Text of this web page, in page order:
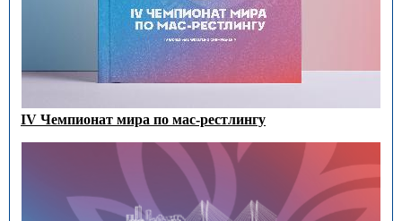
IV Чемпионат мира по мас-рестлингу